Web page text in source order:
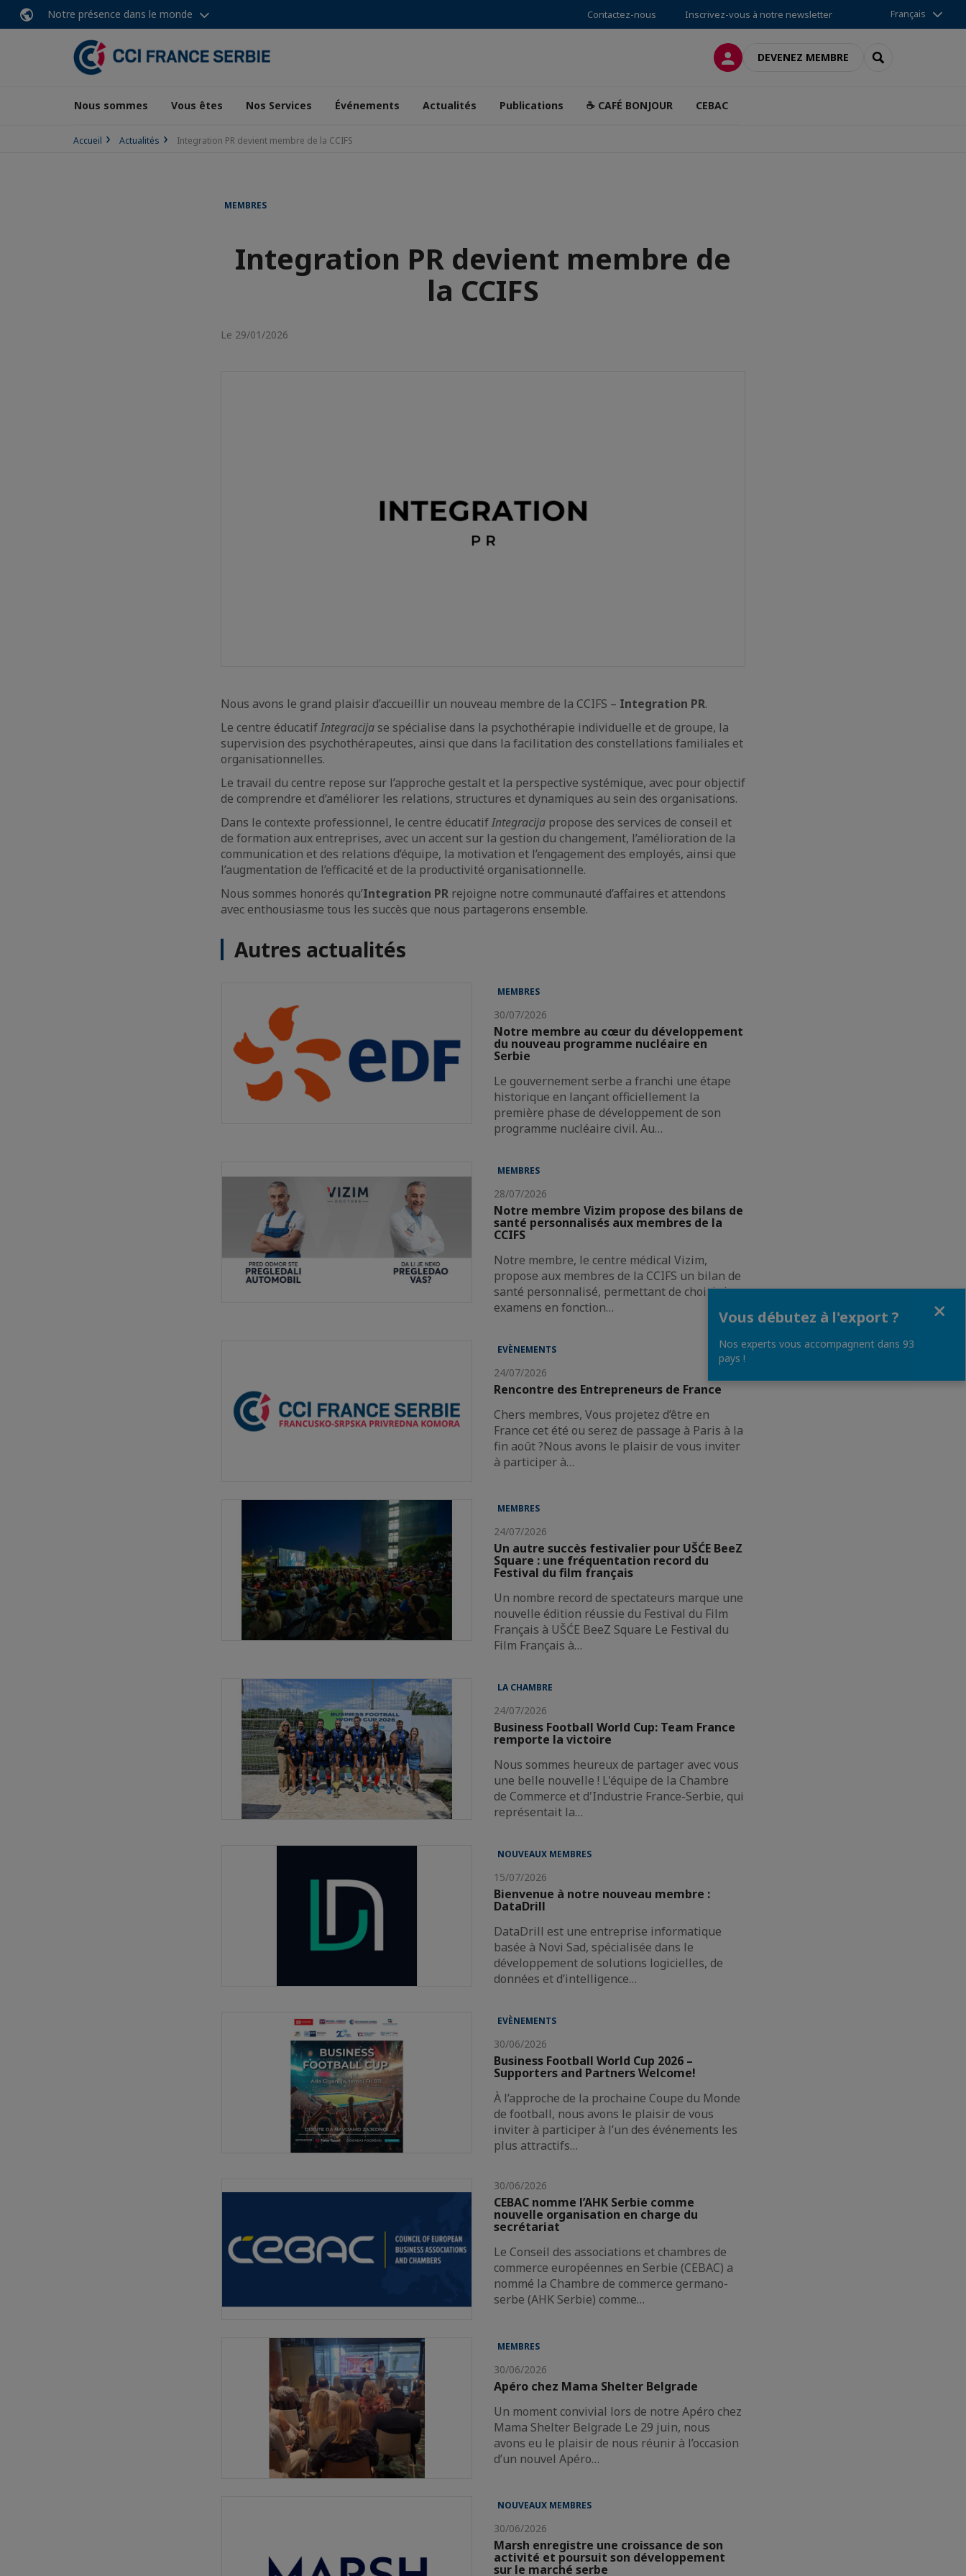
Notre présence dans le monde Contactez-nous Inscrivez-vous à notre newsletter Français
CONNEXIONDEVENEZ MEMBRE RECHERCHER
Nous sommes Vous êtes Nos Services Événements Actualités Publications ☕ CAFÉ BONJOUR CEBAC
Accueil Actualités Integration PR devient membre de la CCIFS
MEMBRES
Integration PR devient membre de
la CCIFS
Le 29/01/2026
Nous avons le grand plaisir d’accueillir un nouveau membre de la CCIFS – Integration PR.
Le centre éducatifIntegracija se spécialise dans la psychothérapie individuelle et de groupe, la
supervision des psychothérapeutes, ainsi que dans la facilitation des constellations familiales et
organisationnelles.
Le travail du centre repose sur l’approche gestalt et la perspective systémique, avec pour objectif
de comprendre et d’améliorer les relations, structures et dynamiques au sein des organisations.
Dans le contexte professionnel, le centre éducatifIntegracija propose des services de conseil et
de formation aux entreprises, avec un accent sur la gestion du changement, l’amélioration de la
communication et des relations d’équipe, la motivation et l’engagement des employés, ainsi que
l’augmentation de l’efficacité et de la productivité organisationnelle.
Nous sommes honorés qu’Integration PR rejoigne notre communauté d’affaires et attendons
avec enthousiasme tous les succès que nous partagerons ensemble.
Autres actualités
MEMBRES
30/07/2026
Notre membre au cœur du développement
du nouveau programme nucléaire en
Serbie
Le gouvernement serbe a franchi une étape
historique en lançant officiellement la
première phase de développement de son
programme nucléaire civil. Au…
MEMBRES
28/07/2026
Notre membre Vizim propose des bilans de
santé personnalisés aux membres de la
CCIFS
Notre membre, le centre médical Vizim,
propose aux membres de la CCIFS un bilan de
santé personnalisé, permettant de choisir les
examens en fonction…
EVÈNEMENTS
24/07/2026
Rencontre des Entrepreneurs de France
Chers membres, Vous projetez d’être en
France cet été ou serez de passage à Paris à la
fin août ?Nous avons le plaisir de vous inviter
à participer à…
MEMBRES
24/07/2026
Un autre succès festivalier pour UŠĆE BeeZ
Square : une fréquentation record du
Festival du film français
Un nombre record de spectateurs marque une
nouvelle édition réussie du Festival du Film
Français à UŠĆE BeeZ Square Le Festival du
Film Français à…
LA CHAMBRE
24/07/2026
Business Football World Cup: Team France
remporte la victoire
Nous sommes heureux de partager avec vous
une belle nouvelle ! L'équipe de la Chambre
de Commerce et d'Industrie France-Serbie, qui
représentait la…
NOUVEAUX MEMBRES
15/07/2026
Bienvenue à notre nouveau membre :
DataDrill
DataDrill est une entreprise informatique
basée à Novi Sad, spécialisée dans le
développement de solutions logicielles, de
données et d’intelligence…
EVÈNEMENTS
30/06/2026
Business Football World Cup 2026 –
Supporters and Partners Welcome!
À l’approche de la prochaine Coupe du Monde
de football, nous avons le plaisir de vous
inviter à participer à l’un des événements les
plus attractifs…
30/06/2026
CEBAC nomme l’AHK Serbie comme
nouvelle organisation en charge du
secrétariat
Le Conseil des associations et chambres de
commerce européennes en Serbie (CEBAC) a
nommé la Chambre de commerce germano-
serbe (AHK Serbie) comme…
MEMBRES
30/06/2026
Apéro chez Mama Shelter Belgrade
Un moment convivial lors de notre Apéro chez
Mama Shelter Belgrade Le 29 juin, nous
avons eu le plaisir de nous réunir à l’occasion
d’un nouvel Apéro…
NOUVEAUX MEMBRES
30/06/2026
Marsh enregistre une croissance de son
activité et poursuit son développement
sur le marché serbe
Vous débutez à l'export ?
Nos experts vous accompagnent dans 93
pays !